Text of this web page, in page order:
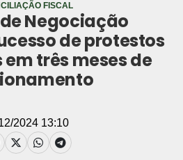
FISCAL
Negociação
de protestos
três meses de
2024 13:10